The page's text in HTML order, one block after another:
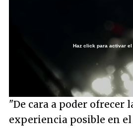
Unmute /
Haz click para activar el
"De cara a poder ofrecer
experiencia posible en